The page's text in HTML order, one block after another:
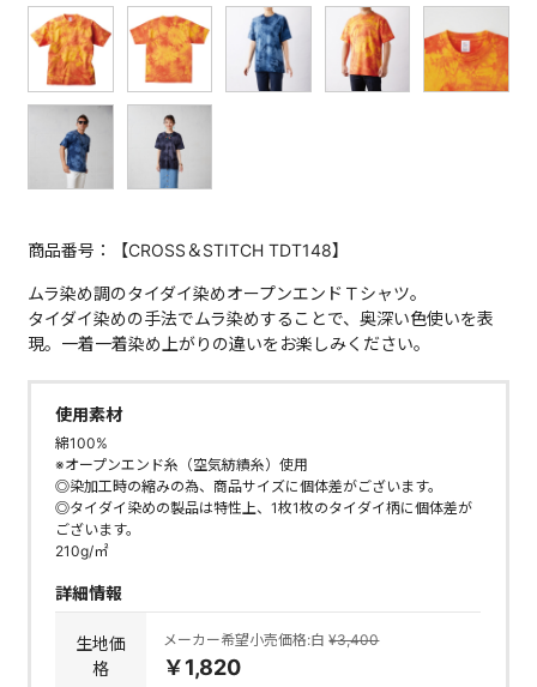
商品番号：【CROSS＆STITCH TDT148】
ムラ染め調のタイダイ染めオープンエンドＴシャツ。
タイダイ染めの手法でムラ染めすることで、奥深い色使いを表
現。一着一着染め上がりの違いをお楽しみください。
使用素材
綿100%
※オープンエンド糸（空気紡績糸）使用
◎染加工時の縮みの為、商品サイズに個体差がございます。
◎タイダイ染めの製品は特性上、1枚1枚のタイダイ柄に個体差が
ございます。
210g/㎡
詳細情報
生地価
格
メーカー希望小売価格:白¥3,400
￥1,820